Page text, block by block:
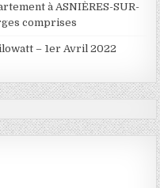
à ASNIÈRES-SUR-
comprises
– 1er Avril 2022